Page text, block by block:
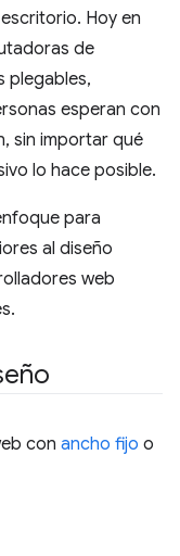
Hoy en
de
plegables,
esperan con
sin importar qué
lo hace posible.
para
al diseño
web
con ancho fijo o